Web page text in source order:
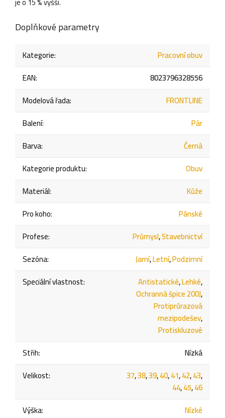
Doplňkové parametry
Kategorie:
Pracovní obuv
EAN:
8023796328556
Modelová řada:
FRONTLINE
Balení:
Pár
Barva:
Černá
Kategorie produktu:
Obuv
Materiál:
Kůže
Pro koho:
Pánské
Profese: Průmysl,Stavebnictví
Sezóna: Jarní,Letní,Podzimní
Speciální vlastnost: Antistatické,Lehké,
Ochranná špice 200J,
Protiprůrazová
mezipodešev,
Protiskluzové
Střih:
Nízká
Velikost: 37,38,39,40,41,42,43,
44,45,46
Výška:
Nízké